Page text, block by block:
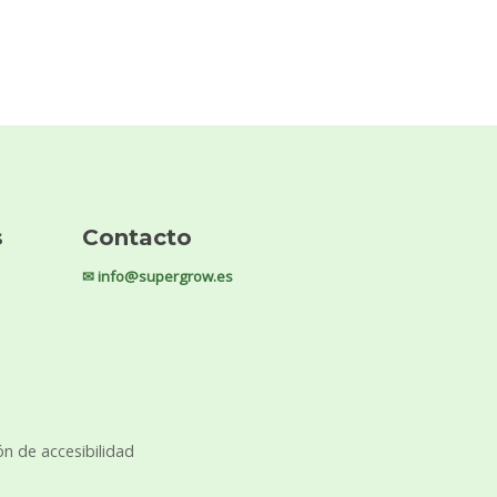
Contacto
✉ info@supergrow.es
de accesibilidad